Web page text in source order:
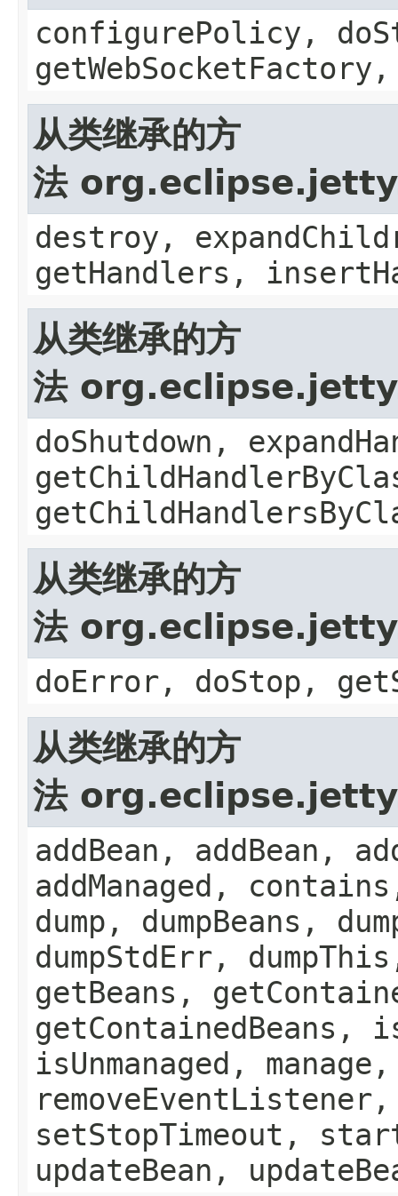
configurePolicy,
从类继承的方
法
destroy,
getHandlers,
从类继承的方
法
doShutdown,
从类继承的方
法
doError, doStop,
从类继承的方
法
addBean, addBean,
addManaged,
dump, dumpBeans,
dumpStdErr,
getBeans,
getContainedBeans,
isUnmanaged,
setStopTimeout,
updateBean,